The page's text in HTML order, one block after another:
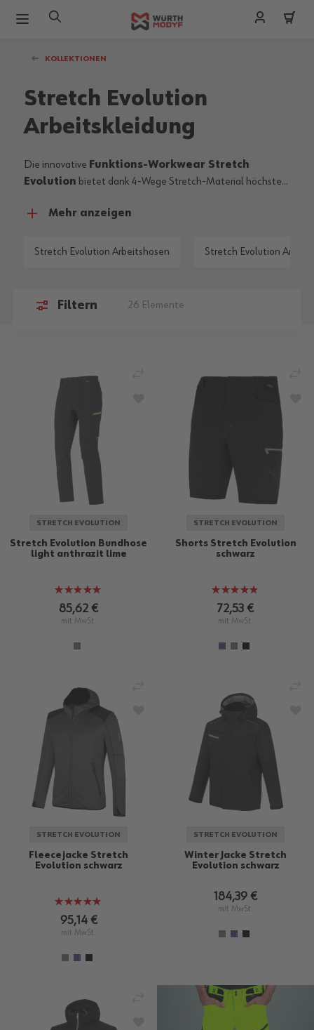
KOLLEKTIONEN
Stretch Evolution
Arbeitskleidung
Die innovative Funktions-Workwear Stretch
Evolution bietet dank 4-Wege Stretch-Material höchsten
Outdoor-Designüberzeugt in Kombination mit
Bundhosen, Winter Bundhosen, leichte Shorts und
Mehr anzeigen
Stretch Evolution Arbeitshosen Stretch Evolution
Filtern 26 Elemente
STRETCH EVOLUTION
Stretch Evolution Bundhose
light anthrazit lime
Bewertung:
100%
85,62 €
mit MwSt.
ZUR WUNSCHLISTE HINZUFÜGEN
STRETCH EVOLUTION
Shorts Stretch Evolution
schwarz
Bewertung:
95%
72,53 €
mit MwSt.
STRETCH EVOLUTION
Fleecejacke Stretch
Evolution schwarz
Bewertung:
100%
95,14 €
mit MwSt.
ZUR WUNSCHLISTE HINZUFÜGEN
STRETCH EVOLUTION
Winter Jacke Stretch
Evolution schwarz
184,39 €
mit MwSt.
ZUR WUNSCHLISTE HINZUFÜGEN
VERGLEICHEN